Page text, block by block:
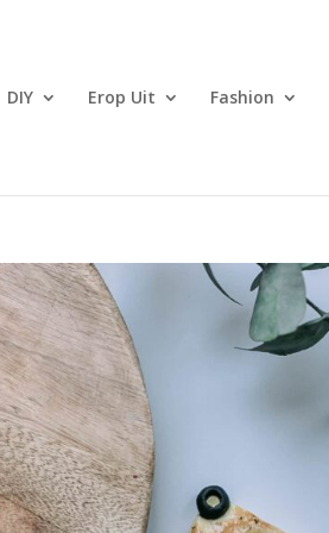
DIY Erop Uit Fashion